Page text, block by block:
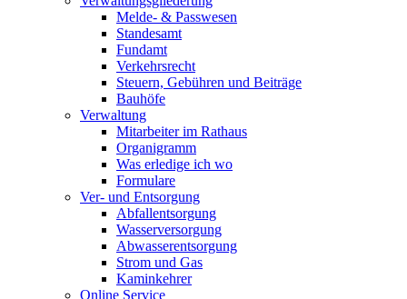
Melde- & Passwesen
Standesamt
Fundamt
Verkehrsrecht
Steuern, Gebühren und Beiträge
Bauhöfe
Verwaltung
Mitarbeiter im Rathaus
Organigramm
Was erledige ich wo
Formulare
Ver- und Entsorgung
Abfallentsorgung
Wasserversorgung
Abwasserentsorgung
Strom und Gas
Kaminkehrer
Online Service